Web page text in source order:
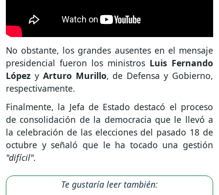
No obstante, los grandes ausentes en el mensaje
presidencial fueron los ministros Luis Fernando
López y Arturo Murillo, de Defensa y Gobierno,
respectivamente.
Finalmente, la Jefa de Estado destacó el proceso
de consolidación de la democracia que le llevó a
la celebración de las elecciones del pasado 18 de
octubre y señaló que le ha tocado una gestión
"difícil".
Te gustaría leer también: